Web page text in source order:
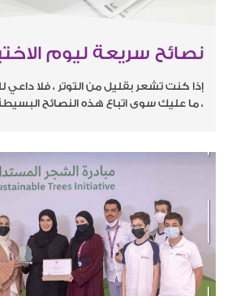
نصائح سريعة ليوم
إذا كنت تشعر بقليل من التوتر ، فلا
، ما عليك سوى اتباع هذه النصائح